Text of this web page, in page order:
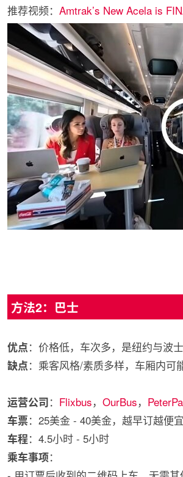
推荐视频： Amtrak’s New Acela is
方法2：巴士
优点：价格低，车次多，是纽约与波
缺点：乘客风格/素质多样，车厢内可
运营公司： Flixbus， OurBus，
车票：25美金 - 40美金，越早订越便宜
车程：4.5小时 - 5小时
乘车事项：